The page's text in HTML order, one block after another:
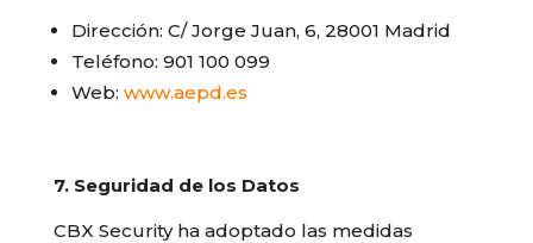
Dirección: C/ Jorge Juan, 6, 28001 Madrid
Teléfono: 901 100 099
Web: www.aepd.es
7. Seguridad de los Datos
CBX Security ha adoptado las medidas